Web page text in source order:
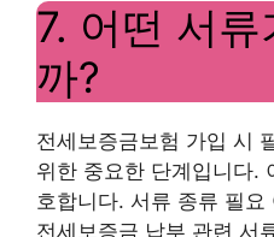
7. 어떤 서류
까?
전세보증금보험 가입 시
위한 중요한 단계입니다.
호합니다. 서류 종류 필
전세보증금 납부 관련 서